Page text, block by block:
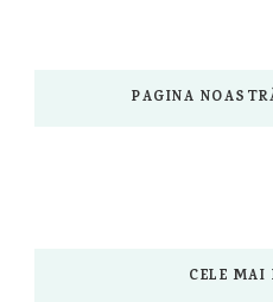
PAGINA
CELE MAI